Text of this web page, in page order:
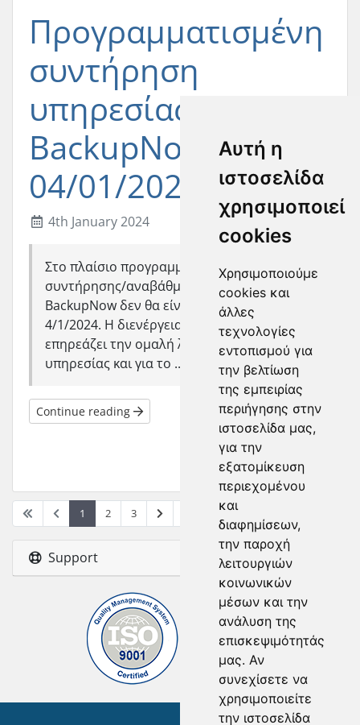
Αυτή η
ιστοσελίδα
χρησιμοποιεί
cookies
Χρησιμοποιούμε
cookies και
άλλες
τεχνολογίες
εντοπισμού για
την βελτίωση
της εμπειρίας
περιήγησης στην
ιστοσελίδα μας,
για την
εξατομίκευση
περιεχομένου
και
διαφημίσεων,
την παροχή
λειτουργιών
κοινωνικών
μέσων και την
ανάλυση της
επισκεψιμότητάς
μας. Αν
συνεχίσετε να
χρησιμοποιείτε
την ιστοσελίδα
Προγραμματισμένη
συντήρηση
υπηρεσίας
BackupNow
04/01/2024.
4th January 2024
Στο πλαίσιο προγραμματισμένης
συντήρησης/αναβάθμισης της υπηρεσίας
BackupNow δεν θα είναι διαθέσιμη στις
4/1/2024. Η διενέργεια των εργασιών
επηρεάζει την ομαλή λειτουργία της
υπηρεσίας και για το ...
Continue reading
1 2 3
Support